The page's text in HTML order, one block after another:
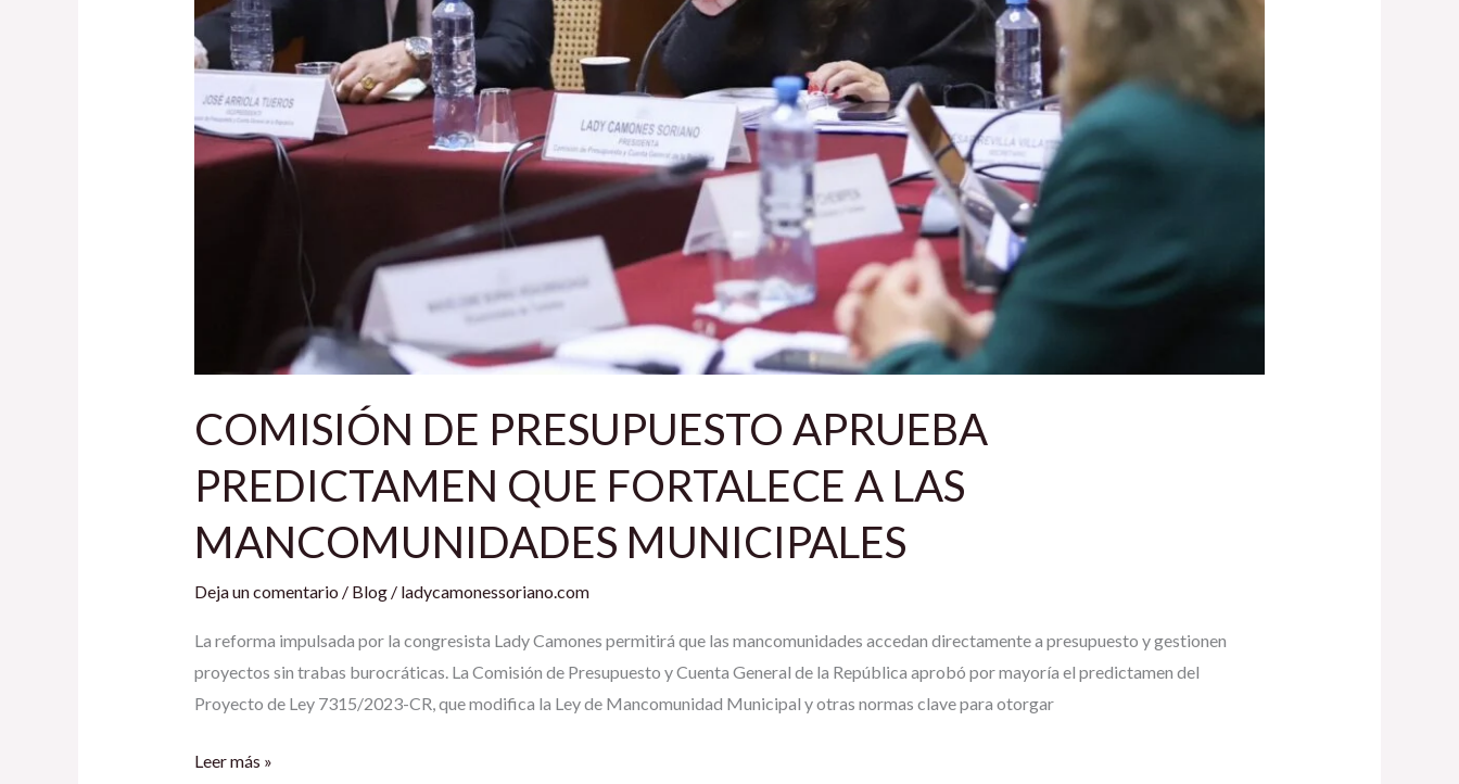
COMISIÓN DE PRESUPUESTO APRUEBA
PREDICTAMEN QUE FORTALECE A LAS
MANCOMUNIDADES MUNICIPALES
Deja un comentario / Blog/ ladycamonessoriano.com
La reforma impulsada por la congresista Lady Camones permitirá que las mancomunidades accedan directamente a presupuesto y gestionen
proyectos sin trabas burocráticas. La Comisión de Presupuesto y Cuenta General de la República aprobó por mayoría el predictamen del
Proyecto de Ley 7315/2023-CR, que modifica la Ley de Mancomunidad Municipal y otras normas clave para otorgar
Leer más »